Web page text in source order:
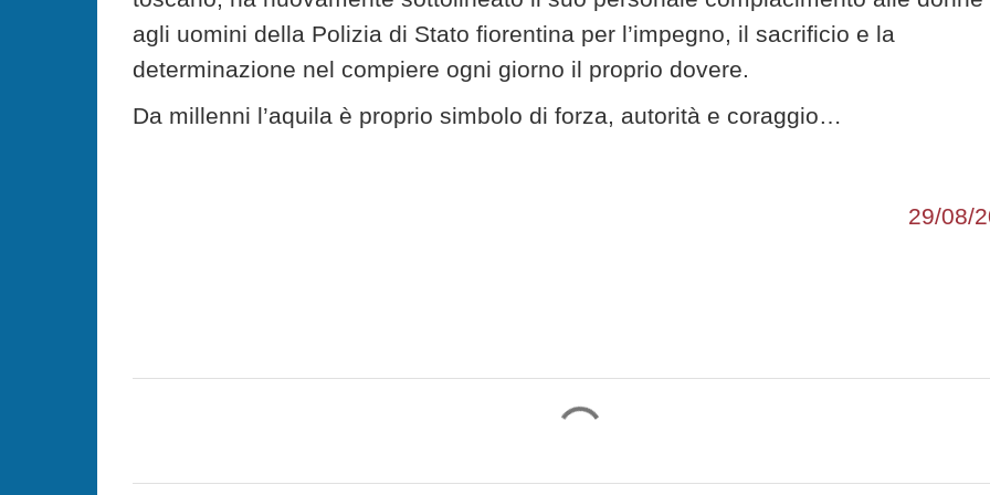
agli uomini della Polizia di Stato fiorentina per l’impegno, il sacrificio e la
determinazione nel compiere ogni giorno il proprio dovere.
Da millenni l’aquila è proprio simbolo di forza, autorità e coraggio…
29/08/